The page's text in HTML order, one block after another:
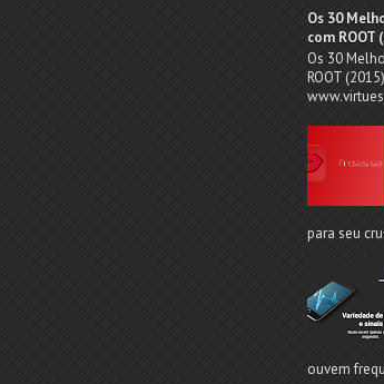
Os 30
com ROOT
Os 30
ROOT
para seu
ouvem